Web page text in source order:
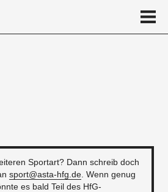
Sportart? Dann schreib doch
sport@asta-hfg.de . Wenn genug
es bald Teil des HfG-